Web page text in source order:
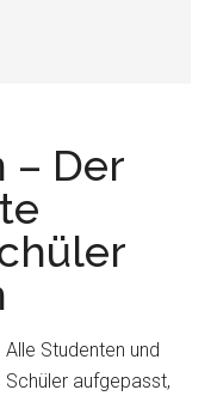
– Der
Alle Studenten und
Schüler aufgepasst,